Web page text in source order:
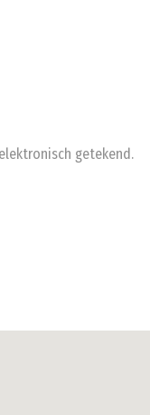
getekend.